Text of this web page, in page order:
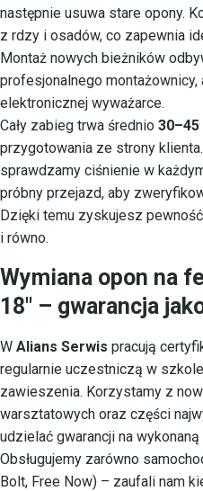
następnie usuwa stare opony.
z rdzy i osadów, co zapewnia
Montaż nowych bieżników
profesjonalnego montażownicy,
elektronicznej wyważarce.
Cały zabieg trwa średnio
przygotowania ze strony
sprawdzamy ciśnienie w
próbny przejazd, aby
Dzięki temu zyskujesz
i równo.
Wymiana opon na
18″ – gwarancja
W Alians Serwis pracują
regularnie uczestniczą w
zawieszenia. Korzystamy z
warsztatowych oraz części
udzielać gwarancji na wykonaną
Obsługujemy zarówno
Bolt, Free Now) – zaufali nam